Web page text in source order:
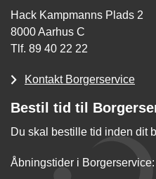
Hack Kampmanns Plads 2
8000 Aarhus C
Tlf. 89 40 22 22
Kontakt Borgerservice
Bestil tid til
Du skal bestille tid inden dit
Åbningstider i Borgerservice: